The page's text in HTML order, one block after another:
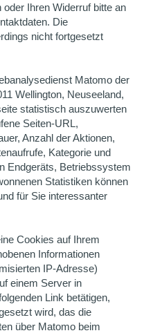
Ihren Widerruf bitte an
Die
nicht fortgesetzt
Matomo der
Wellington, Neuseeland,
statistisch auszuwerten
Seiten-URL,
Anzahl der Aktionen,
Kategorie und
Endgeräts, Betriebssystem
Statistiken können
für Sie interessanter
Cookies auf Ihrem
Informationen
IP-Adresse)
einem Server in
Link betätigen,
wird, das die
über Matomo beim